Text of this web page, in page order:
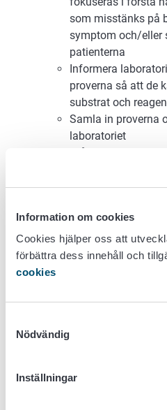
Information om cookies
Cookies hjälper oss att
förbättra dess innehåll och
cookies
Nödvändig
Inställningar
som misstänks på
symptom och/eller
patienterna
Informera
proverna så att de
substrat och
Samla in proverna
laboratoriet
insjuknade och
(se bilaga 1:
att intervjua de
Om det finns
man be
dataskyddet vid
Kontakta
Inspektion av
Ta prover av